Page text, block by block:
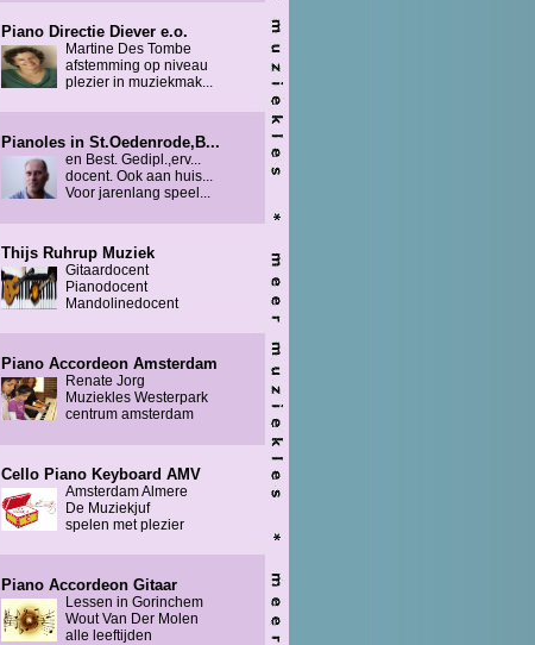
Piano Directie Diever e.o.
Martine Des Tombe
afstemming op niveau
plezier in muziekmak...
Pianoles in St.Oedenrode,B...
en Best. Gedipl.,erv...
docent. Ook aan huis...
Voor jarenlang speel...
Thijs Ruhrup Muziek
Gitaardocent
Pianodocent
Mandolinedocent
Piano Accordeon Amsterdam
Renate Jorg
Muziekles Westerpark
centrum amsterdam
Cello Piano Keyboard AMV
Amsterdam Almere
De Muziekjuf
spelen met plezier
Piano Accordeon Gitaar
Lessen in Gorinchem
Wout Van Der Molen
alle leeftijden